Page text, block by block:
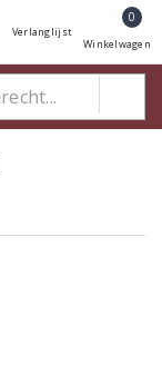
Verlanglijst
0
Winkelwagen